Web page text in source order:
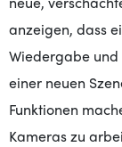
anzeigen, dass
Wiedergabe
einer neuen
Funktionen
Kameras zu